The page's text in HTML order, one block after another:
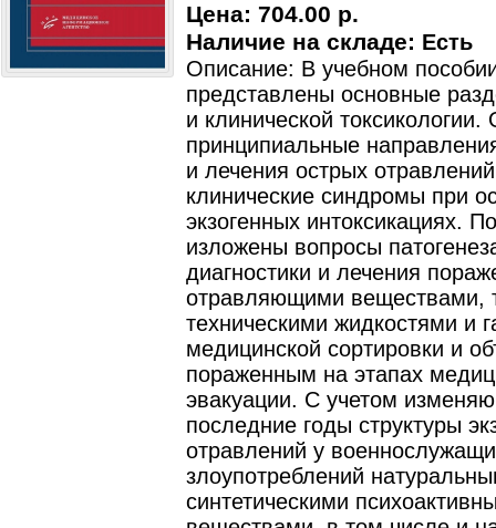
Цена: 704.00 р.
Наличие на складе: Есть
Описание: В учебном
представлены основные
и клинической
принципиальные
и лечения острых
клинические синдромы при
экзогенных интоксикациях.
изложены вопросы
диагностики и лечения
отравляющими веществами,
техническими жидкостями и
медицинской сортировки и
пораженным на этапах
эвакуации. С учетом
последние годы структуры
отравлений у
злоупотреблений
синтетическими